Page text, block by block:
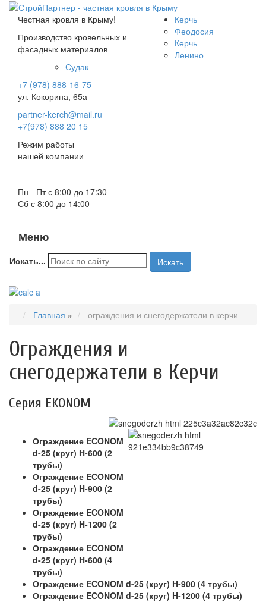
Честная кровля в Крыму!
Производство кровельных и
фасадных материалов
Керчь
Феодосия
Керчь
Ленино
Судак
+7 (978) 888-16-75
ул. Кокорина, 65а
partner-kerch@mail.ru
+7(978) 888 20 15
Режим работы
нашей компании
Пн - Пт с 8:00 до 17:30
Сб с 8:00 до 14:00
Меню
Искать... Искать
Главная » ограждения и снегодержатели в керчи
Ограждения и
снегодержатели в Керчи
Серия EKONOM
Ограждение ECONOM
d-25 (круг) H-600 (2
трубы)
Ограждение ECONOM
d-25 (круг) H-900 (2
трубы)
Ограждение ECONOM
d-25 (круг) H-1200 (2
трубы)
Ограждение ECONOM
d-25 (круг) H-600 (4
трубы)
Ограждение ECONOM d-25 (круг) H-900 (4 трубы)
Ограждение ECONOM d-25 (круг) H-1200 (4 трубы)